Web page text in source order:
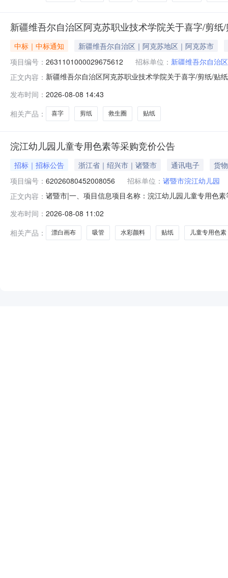
新疆维吾尔自治区阿克苏职业技术学院关于喜字/剪
中标｜中标通知
新疆维吾尔自治区｜阿克苏地区｜阿克苏市
项目编号： 2631101000029675612 招标单位： 新疆维吾尔自治
正文内容： 新疆维吾尔自治区阿克苏职业技术学院关于喜字/剪纸/贴
划文号:采购计划金额（元）:项目所在行政区划编码
发布时间： 2026-08-08 14:43
相关产品：
喜字 剪纸 救生圈 贴纸
浣江幼儿园儿童专用色素等采购竞价公告
招标｜招标公告 浙江省｜绍兴市｜诸暨市 通讯电子
货物
项目编号： 62026080452008056 招标单位： 诸暨市浣江幼儿园
正文内容： 诸暨市|一、项目信息项目名称：浣江幼儿园儿童专用色
计财务制度；3．具有履行合同所必需的设备和专业技术
发布时间： 2026-08-08 11:02
相关产品：
漂白画布 吸管 水彩颜料 贴纸 儿童专用色素